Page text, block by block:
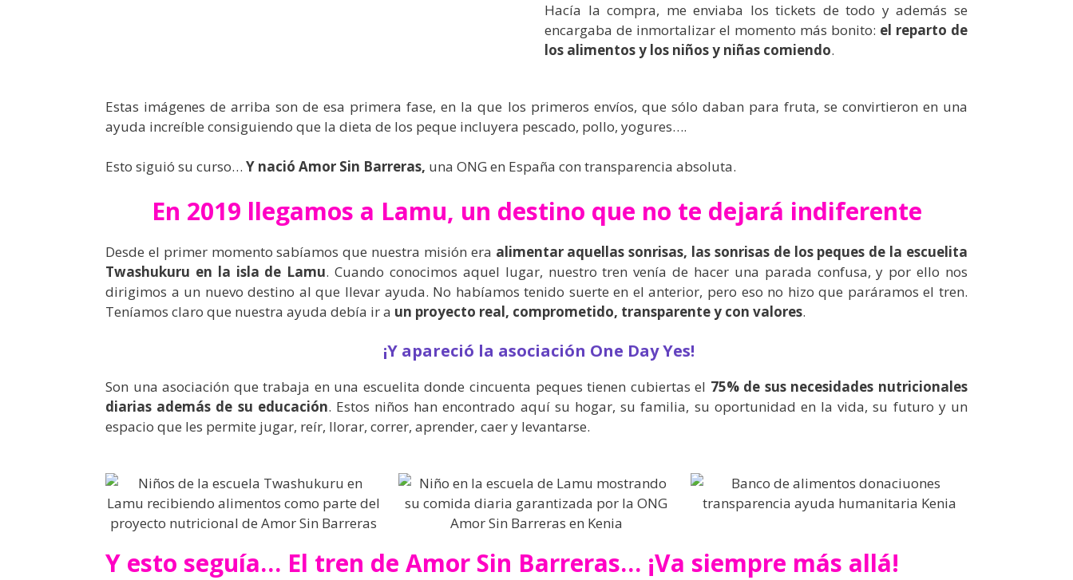
Hacía la compra, me enviaba los tickets de todo y además se
encargaba de inmortalizar el momento más bonito: el reparto de
los alimentos y los niños y niñas comiendo.
Estas imágenes de arriba son de esa primera fase, en la que los primeros envíos, que sólo daban para fruta, se convirtieron en una
ayuda increíble consiguiendo que la dieta de los peque incluyera pescado, pollo, yogures….
Esto siguió su curso… Y nació Amor Sin Barreras, una ONG en España con transparencia absoluta.
En 2019 llegamos a Lamu, un destino que no te dejará indiferente
Desde el primer momento sabíamos que nuestra misión era alimentar aquellas sonrisas, las sonrisas de los peques de la escuelita
Twashukuru en la isla de Lamu. Cuando conocimos aquel lugar, nuestro tren venía de hacer una parada confusa, y por ello nos
dirigimos a un nuevo destino al que llevar ayuda. No habíamos tenido suerte en el anterior, pero eso no hizo que paráramos el tren.
Teníamos claro que nuestra ayuda debía ir a un proyecto real, comprometido, transparente y con valores.
¡Y apareció la asociación One Day Yes!
Son una asociación que trabaja en una escuelita donde cincuenta peques tienen cubiertas el 75% de sus necesidades nutricionales
diarias además de su educación. Estos niños han encontrado aquí su hogar, su familia, su oportunidad en la vida, su futuro y un
espacio que les permite jugar, reír, llorar, correr, aprender, caer y levantarse.
Y esto seguía… El tren de Amor Sin Barreras… ¡Va siempre más allá!